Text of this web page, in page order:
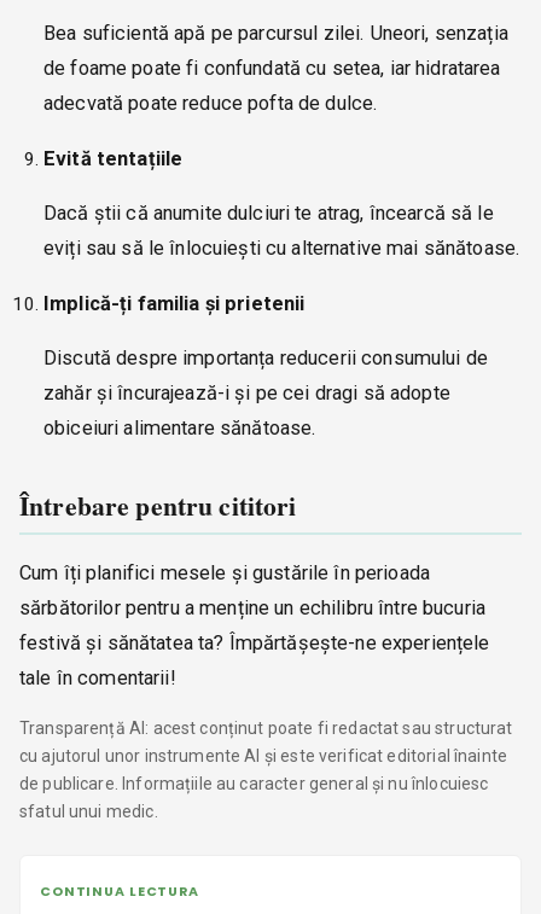
Bea suficientă apă pe parcursul zilei. Uneori, senzația
de foame poate fi confundată cu setea, iar hidratarea
adecvată poate reduce pofta de dulce.
Evită tentațiile
Dacă știi că anumite dulciuri te atrag, încearcă să le
eviți sau să le înlocuiești cu alternative mai sănătoase.
Implică-ți familia și prietenii
Discută despre importanța reducerii consumului de
zahăr și încurajează-i și pe cei dragi să adopte
obiceiuri alimentare sănătoase.
Întrebare pentru cititori
Cum îți planifici mesele și gustările în perioada
sărbătorilor pentru a menține un echilibru între bucuria
festivă și sănătatea ta? Împărtășește-ne experiențele
tale în comentarii!
Transparență AI: acest conținut poate fi redactat sau structurat
cu ajutorul unor instrumente AI și este verificat editorial înainte
de publicare. Informațiile au caracter general și nu înlocuiesc
sfatul unui medic.
CONTINUA LECTURA